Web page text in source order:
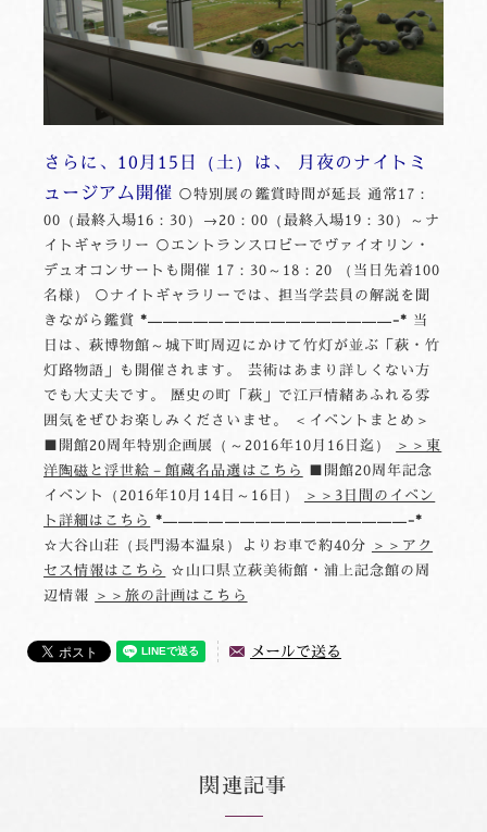
さらに、10月15日（土）は、 月夜のナイトミ
ュージアム開催 ○特別展の鑑賞時間が延長 通常17：
00（最終入場16：30）→20：00（最終入場19：30）～ナ
イトギャラリー ○エントランスロビーでヴァイオリン・
デュオコンサートも開催 17：30～18：20 （当日先着100
名様） ○ナイトギャラリーでは、担当学芸員の解説を聞
きながら鑑賞*————————————————-* 当
日は、萩博物館～城下町周辺にかけて竹灯が並ぶ「萩・竹
灯路物語」も開催されます。 芸術はあまり詳しくない方
でも大丈夫です。 歴史の町「萩」で江戸情緒あふれる雰
囲気をぜひお楽しみくださいませ。 ＜イベントまとめ＞
■開館20周年特別企画展（～2016年10月16日迄）
＞＞東
洋陶磁と浮世絵－館蔵名品選はこちら ■開館20周年記念
イベント（2016年10月14日～16日）
＞＞3日間のイベン
ト詳細はこちら *————————————————-*
☆大谷山荘（長門湯本温泉）よりお車で約40分 ＞＞アク
セス情報はこちら ☆山口県立萩美術館・浦上記念館の周
辺情報 ＞＞旅の計画はこちら
メールで送る
関連記事